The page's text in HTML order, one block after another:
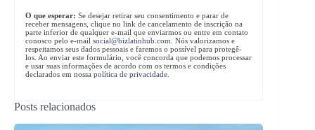
O que esperar: Se desejar retirar seu consentimento e parar de
receber mensagens, clique no link de cancelamento de inscrição na
parte inferior de qualquer e-mail que enviarmos ou entre em contato
conosco pelo e-mail social@bizlatinhub.com . Nós valorizamos e
respeitamos seus dados pessoais e faremos o possível para protegê-
los. Ao enviar este formulário, você concorda que podemos processar
e usar suas informações de acordo com os termos e condições
declarados em nossa política de privacidade
Posts relacionados